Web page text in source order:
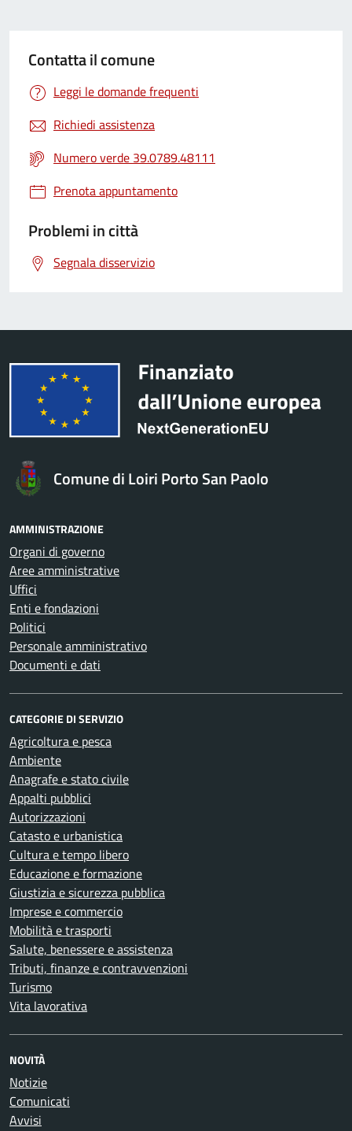
Contatta il comune
Leggi le domande frequenti
Richiedi assistenza
Numero verde 39.0789.48111
Prenota appuntamento
Problemi in città
Segnala disservizio
Comune di Loiri Porto San Paolo
AMMINISTRAZIONE
Organi di governo
Aree amministrative
Uffici
Enti e fondazioni
Politici
Personale amministrativo
Documenti e dati
CATEGORIE DI SERVIZIO
Agricoltura e pesca
Ambiente
Anagrafe e stato civile
Appalti pubblici
Autorizzazioni
Catasto e urbanistica
Cultura e tempo libero
Educazione e formazione
Giustizia e sicurezza pubblica
Imprese e commercio
Mobilità e trasporti
Salute, benessere e assistenza
Tributi, finanze e contravvenzioni
Turismo
Vita lavorativa
NOVITÀ
Notizie
Comunicati
Avvisi